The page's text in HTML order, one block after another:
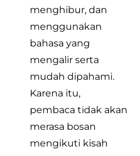
menghibur, dan
menggunakan
bahasa yang
mengalir serta
mudah dipahami.
Karena itu,
pembaca tidak akan
merasa bosan
mengikuti kisah